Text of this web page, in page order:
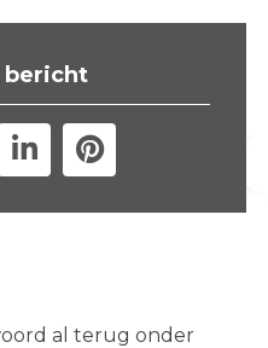
s
bericht
al terug onder